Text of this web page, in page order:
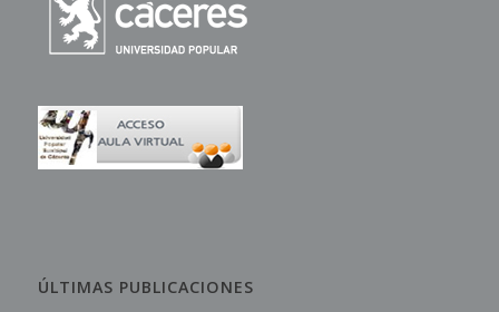
ÚLTIMAS PUBLICACIONES